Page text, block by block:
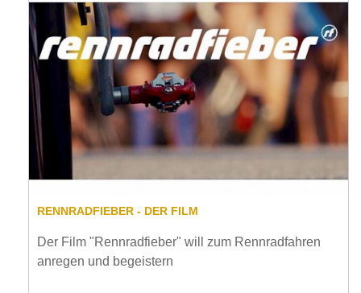
RENNRADFIEBER - DER FILM
Der Film "Rennradfieber" will zum Rennradfahren
anregen und begeistern